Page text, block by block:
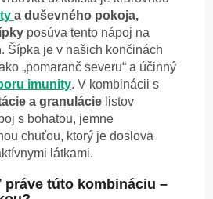
a duševného pokoja,
posúva tento nápoj na
Šípka je v našich končinách
„pomaranč severu“ a účinný
imunity. V kombinácii s
a granulácie listov
s bohatou, jemne
chuťou, ktorý je doslova
látkami.
túto kombináciu –